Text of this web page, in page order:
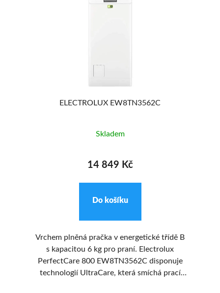
ELECTROLUX EW8TN3562C
Skladem
14 849 Kč
Do košíku
Vrchem plněná pračka v energetické třídě B
s kapacitou 6 kg pro praní. Electrolux
PerfectCare 800 EW8TN3562C disponuje
technologií UltraCare, která smíchá prací